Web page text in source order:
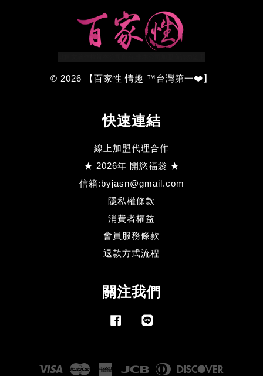
© 2026 【百家性 情趣 ™台灣第一❤️】
快速連結
線上加盟代理合作
★ 2026年 開慾福袋 ★
信箱:byjasn@gmail.com
隱私權條款
消費者權益
會員服務條款
退款方式流程
關注我們
Facebook
Visa Master AmericanJCB Diners